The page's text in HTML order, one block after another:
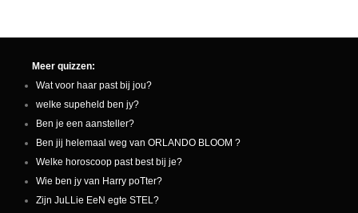
Meer quizzen:
Wat voor haar past bij jou?
welke supeheld ben jy?
Ben je een aansteller?
Ben jij helemaal weg van ORLANDO BLOOM ?
Welke horoscoop past best bij je?
Wie ben jy van Harry poTter?
Zijn JuLLie EeN egte STEL?